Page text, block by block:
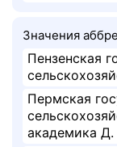
Значения
Пензенская
Пермская
академика